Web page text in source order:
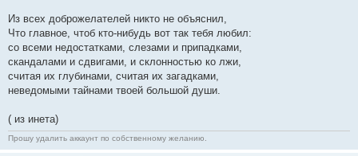
Из всех доброжелателей никто не объяснил,
Что главное, чтоб кто-нибудь вот так тебя любил:
со всеми недостатками, слезами и припадками,
скандалами и сдвигами, и склонностью ко лжи,
считая их глубинами, считая их загадками,
неведомыми тайнами твоей большой души.
( из инета)
Прошу удалить аккаунт по собственному желанию.